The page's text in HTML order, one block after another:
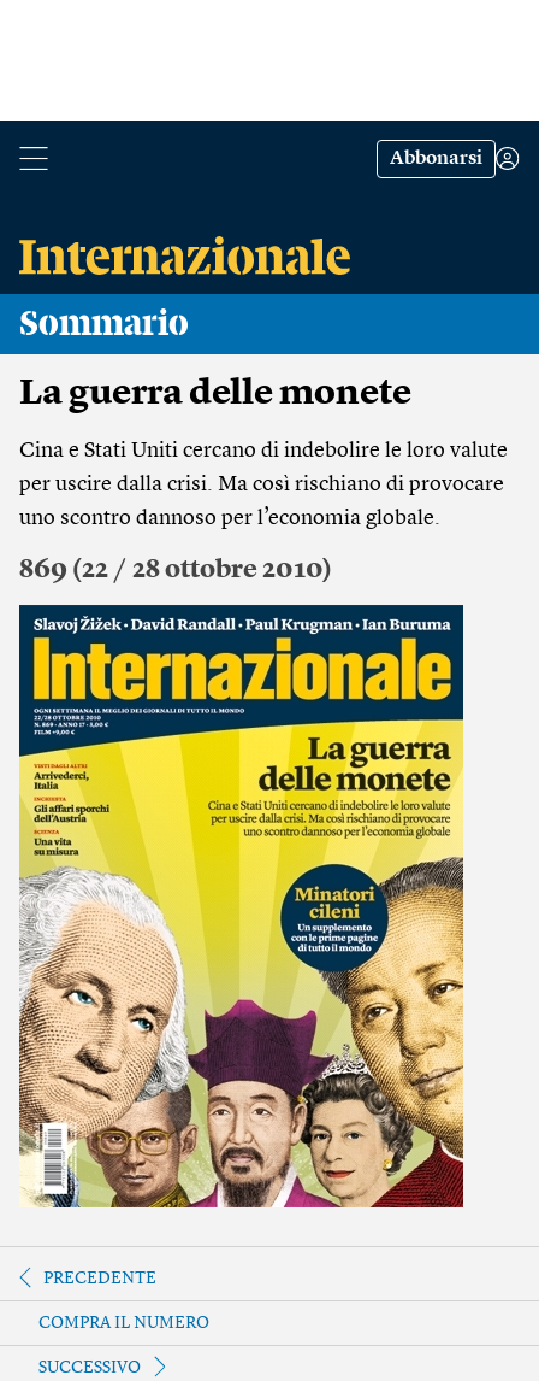
Abbonarsi
Sommario
La guerra delle monete
Cina e Stati Uniti cercano di indebolire le loro valute
per uscire dalla crisi. Ma così rischiano di provocare
uno scontro dannoso per l’economia globale.
869 (22 / 28 ottobre 2010)
PRECEDENTE
COMPRA IL NUMERO
SUCCESSIVO